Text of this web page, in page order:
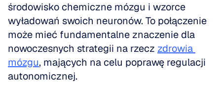
środowisko chemiczne mózgu i wzorce
wyładowań swoich neuronów. To połączenie
może mieć fundamentalne znaczenie dla
nowoczesnych strategii na rzecz zdrowia
mózgu, mających na celu poprawę regulacji
autonomicznej.